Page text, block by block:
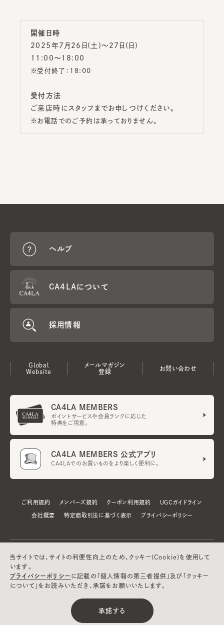
開催日時
2025年7月26日(土)～27日(日)
11:00～18:00
※受付終了：18:00
受付方法
ご来店時にスタッフまでお申しつけください。
※お電話でのご予約は承っておりません。
ヘルプ
CA4LAについて
採用情報
Global
Website
メールマガジン
登録
お問い合わせ
CA4LA MEMBERS
ポイントサービスや会員ランクに応じた
特典をご用意。
CA4LA MEMBERS 公式アプリ
CA4LAでのお買いものをより楽しく便利に。
ご利用規約 メンバーズ規約 クーポン利用規約 UGCガイドライン
会社概要 特定商取引法に基づく表示 プライバシーポリシー
©CA4LA INC. All Rights Reserved.
当サイトでは、サイトの利便性向上のため、クッキー(Cookie)を使用して
います。
プライバシーポリシー に記載の「個人情報の第三者提供」及び「クッキー
について」をお読みいただき、承諾をお願いいたします。
承諾する